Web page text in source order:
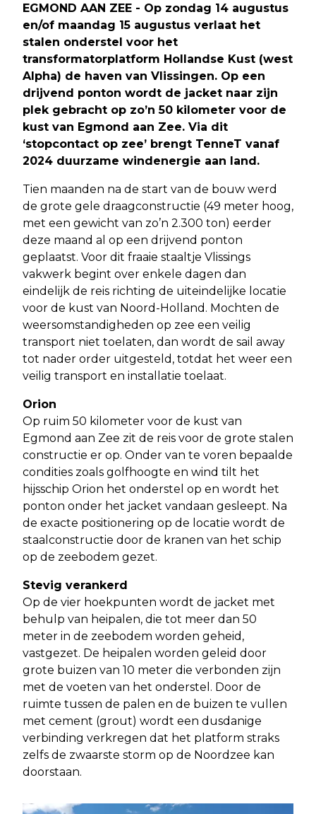
EGMOND AAN ZEE - Op zondag 14 augustus
en/of maandag 15 augustus verlaat het
stalen onderstel voor het
transformatorplatform Hollandse Kust (west
Alpha) de haven van Vlissingen. Op een
drijvend ponton wordt de jacket naar zijn
plek gebracht op zo’n 50 kilometer voor de
kust van Egmond aan Zee. Via dit
‘stopcontact op zee’ brengt TenneT vanaf
2024 duurzame windenergie aan land.
Tien maanden na de start van de bouw werd
de grote gele draagconstructie (49 meter hoog,
met een gewicht van zo’n 2.300 ton) eerder
deze maand al op een drijvend ponton
geplaatst. Voor dit fraaie staaltje Vlissings
vakwerk begint over enkele dagen dan
eindelijk de reis richting de uiteindelijke locatie
voor de kust van Noord-Holland. Mochten de
weersomstandigheden op zee een veilig
transport niet toelaten, dan wordt de sail away
tot nader order uitgesteld, totdat het weer een
veilig transport en installatie toelaat.
Orion
Op ruim 50 kilometer voor de kust van
Egmond aan Zee zit de reis voor de grote stalen
constructie er op. Onder van te voren bepaalde
condities zoals golfhoogte en wind tilt het
hijsschip Orion het onderstel op en wordt het
ponton onder het jacket vandaan gesleept. Na
de exacte positionering op de locatie wordt de
staalconstructie door de kranen van het schip
op de zeebodem gezet.
Stevig verankerd
Op de vier hoekpunten wordt de jacket met
behulp van heipalen, die tot meer dan 50
meter in de zeebodem worden geheid,
vastgezet. De heipalen worden geleid door
grote buizen van 10 meter die verbonden zijn
met de voeten van het onderstel. Door de
ruimte tussen de palen en de buizen te vullen
met cement (grout) wordt een dusdanige
verbinding verkregen dat het platform straks
zelfs de zwaarste storm op de Noordzee kan
doorstaan.